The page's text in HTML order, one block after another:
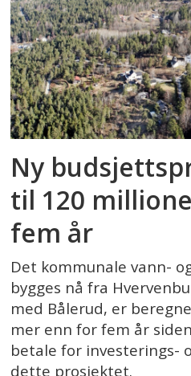
Ny
til 120
fem år
Det kommunale vann-
bygges nå fra
med Bålerud, er
mer enn for fem år
betale for investerings-
dette prosjektet.